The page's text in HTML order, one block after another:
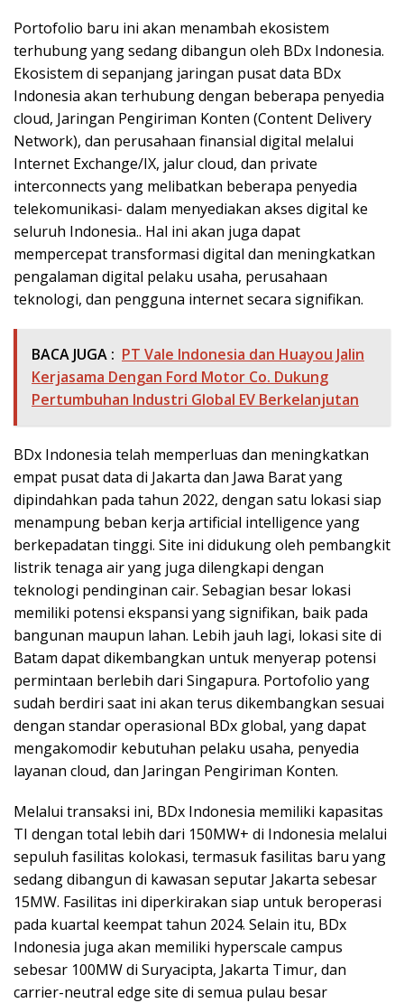
Portofolio baru ini akan menambah ekosistem
terhubung yang sedang dibangun oleh BDx Indonesia.
Ekosistem di sepanjang jaringan pusat data BDx
Indonesia akan terhubung dengan beberapa penyedia
cloud, Jaringan Pengiriman Konten (Content Delivery
Network), dan perusahaan finansial digital melalui
Internet Exchange/IX, jalur cloud, dan private
interconnects yang melibatkan beberapa penyedia
telekomunikasi- dalam menyediakan akses digital ke
seluruh Indonesia.. Hal ini akan juga dapat
mempercepat transformasi digital dan meningkatkan
pengalaman digital pelaku usaha, perusahaan
teknologi, dan pengguna internet secara signifikan.
BACA JUGA : PT Vale Indonesia dan Huayou Jalin
Kerjasama Dengan Ford Motor Co. Dukung
Pertumbuhan Industri Global EV Berkelanjutan
BDx Indonesia telah memperluas dan meningkatkan
empat pusat data di Jakarta dan Jawa Barat yang
dipindahkan pada tahun 2022, dengan satu lokasi siap
menampung beban kerja artificial intelligence yang
berkepadatan tinggi. Site ini didukung oleh pembangkit
listrik tenaga air yang juga dilengkapi dengan
teknologi pendinginan cair. Sebagian besar lokasi
memiliki potensi ekspansi yang signifikan, baik pada
bangunan maupun lahan. Lebih jauh lagi, lokasi site di
Batam dapat dikembangkan untuk menyerap potensi
permintaan berlebih dari Singapura. Portofolio yang
sudah berdiri saat ini akan terus dikembangkan sesuai
dengan standar operasional BDx global, yang dapat
mengakomodir kebutuhan pelaku usaha, penyedia
layanan cloud, dan Jaringan Pengiriman Konten.
Melalui transaksi ini, BDx Indonesia memiliki kapasitas
TI dengan total lebih dari 150MW+ di Indonesia melalui
sepuluh fasilitas kolokasi, termasuk fasilitas baru yang
sedang dibangun di kawasan seputar Jakarta sebesar
15MW. Fasilitas ini diperkirakan siap untuk beroperasi
pada kuartal keempat tahun 2024. Selain itu, BDx
Indonesia juga akan memiliki hyperscale campus
sebesar 100MW di Suryacipta, Jakarta Timur, dan
carrier-neutral edge site di semua pulau besar